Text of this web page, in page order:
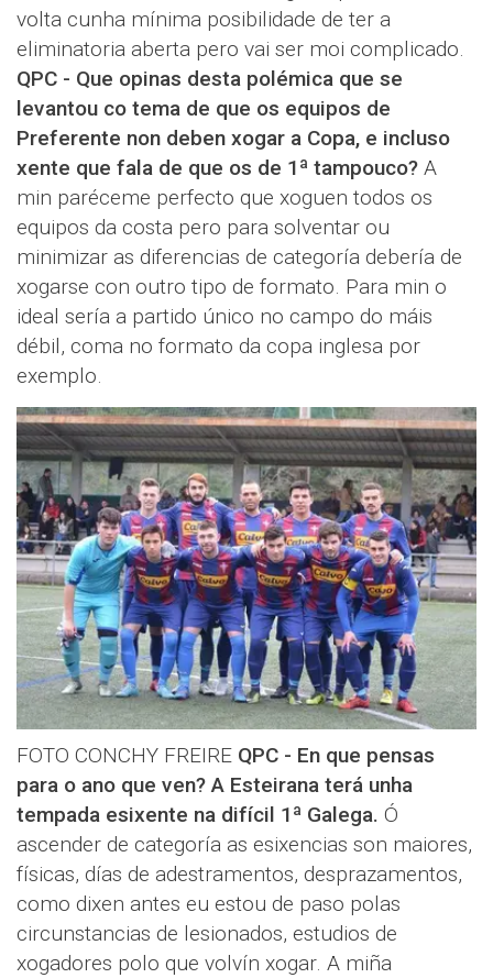
volta cunha mínima posibilidade de ter a
eliminatoria aberta pero vai ser moi complicado.
QPC - Que opinas desta polémica que se
levantou co tema de que os equipos de
Preferente non deben xogar a Copa, e incluso
xente que fala de que os de 1ª tampouco? A
min paréceme perfecto que xoguen todos os
equipos da costa pero para solventar ou
minimizar as diferencias de categoría debería de
xogarse con outro tipo de formato. Para min o
ideal sería a partido único no campo do máis
débil, coma no formato da copa inglesa por
exemplo.
FOTO CONCHY FREIRE QPC - En que pensas
para o ano que ven? A Esteirana terá unha
tempada esixente na difícil 1ª Galega. Ó
ascender de categoría as esixencias son maiores,
físicas, días de adestramentos, desprazamentos,
como dixen antes eu estou de paso polas
circunstancias de lesionados, estudios de
xogadores polo que volvín xogar. A miña